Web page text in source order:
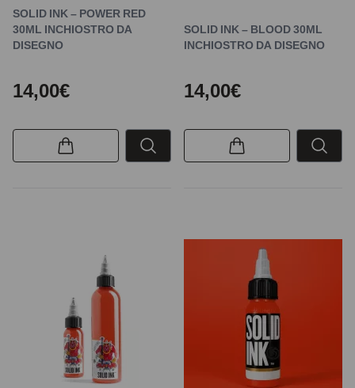
SOLID INK – POWER RED
30ML INCHIOSTRO DA
DISEGNO
14,00€
SOLID INK – BLOOD 30ML
INCHIOSTRO DA DISEGNO
14,00€